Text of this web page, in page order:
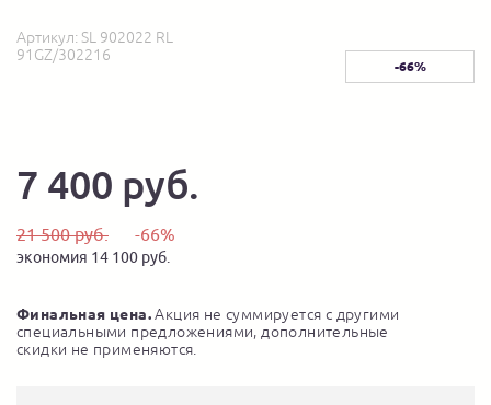
Артикул: SL 902022 RL
91GZ/302216
-66%
7 400 руб.
21 500 руб. -66%
экономия 14 100 руб.
Финальная цена.Акция не суммируется с другими
специальными предложениями, дополнительные
скидки не применяются.